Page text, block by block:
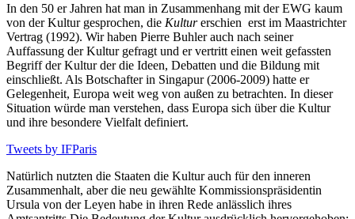
In den 50 er Jahren hat man in Zusammenhang mit der EWG kaum
von der Kultur gesprochen, die Kulturerschien erst im Maastrichter
Vertrag (1992). Wir haben Pierre Buhler auch nach seiner
Auffassung der Kultur gefragt und er vertritt einen weit gefassten
Begriff der Kultur der die Ideen, Debatten und die Bildung mit
einschließt. Als Botschafter in Singapur (2006-2009) hatte er
Gelegenheit, Europa weit weg von außen zu betrachten. In dieser
Situation würde man verstehen, dass Europa sich über die Kultur
und ihre besondere Vielfalt definiert.
Tweets by IFParis
Natürlich nutzten die Staaten die Kultur auch für den inneren
Zusammenhalt, aber die neu gewählte Kommissionspräsidentin
Ursula von der Leyen habe in ihren Rede anlässlich ihres